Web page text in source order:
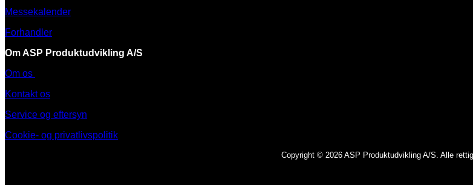
Messekalender
Forhandler
Om ASP Produktudvikling A/S
Om os
Kontakt os
Service og eftersyn
Cookie- og privatlivspolitik
Copyright © 2026 ASP Produktudvikling A/S. Alle